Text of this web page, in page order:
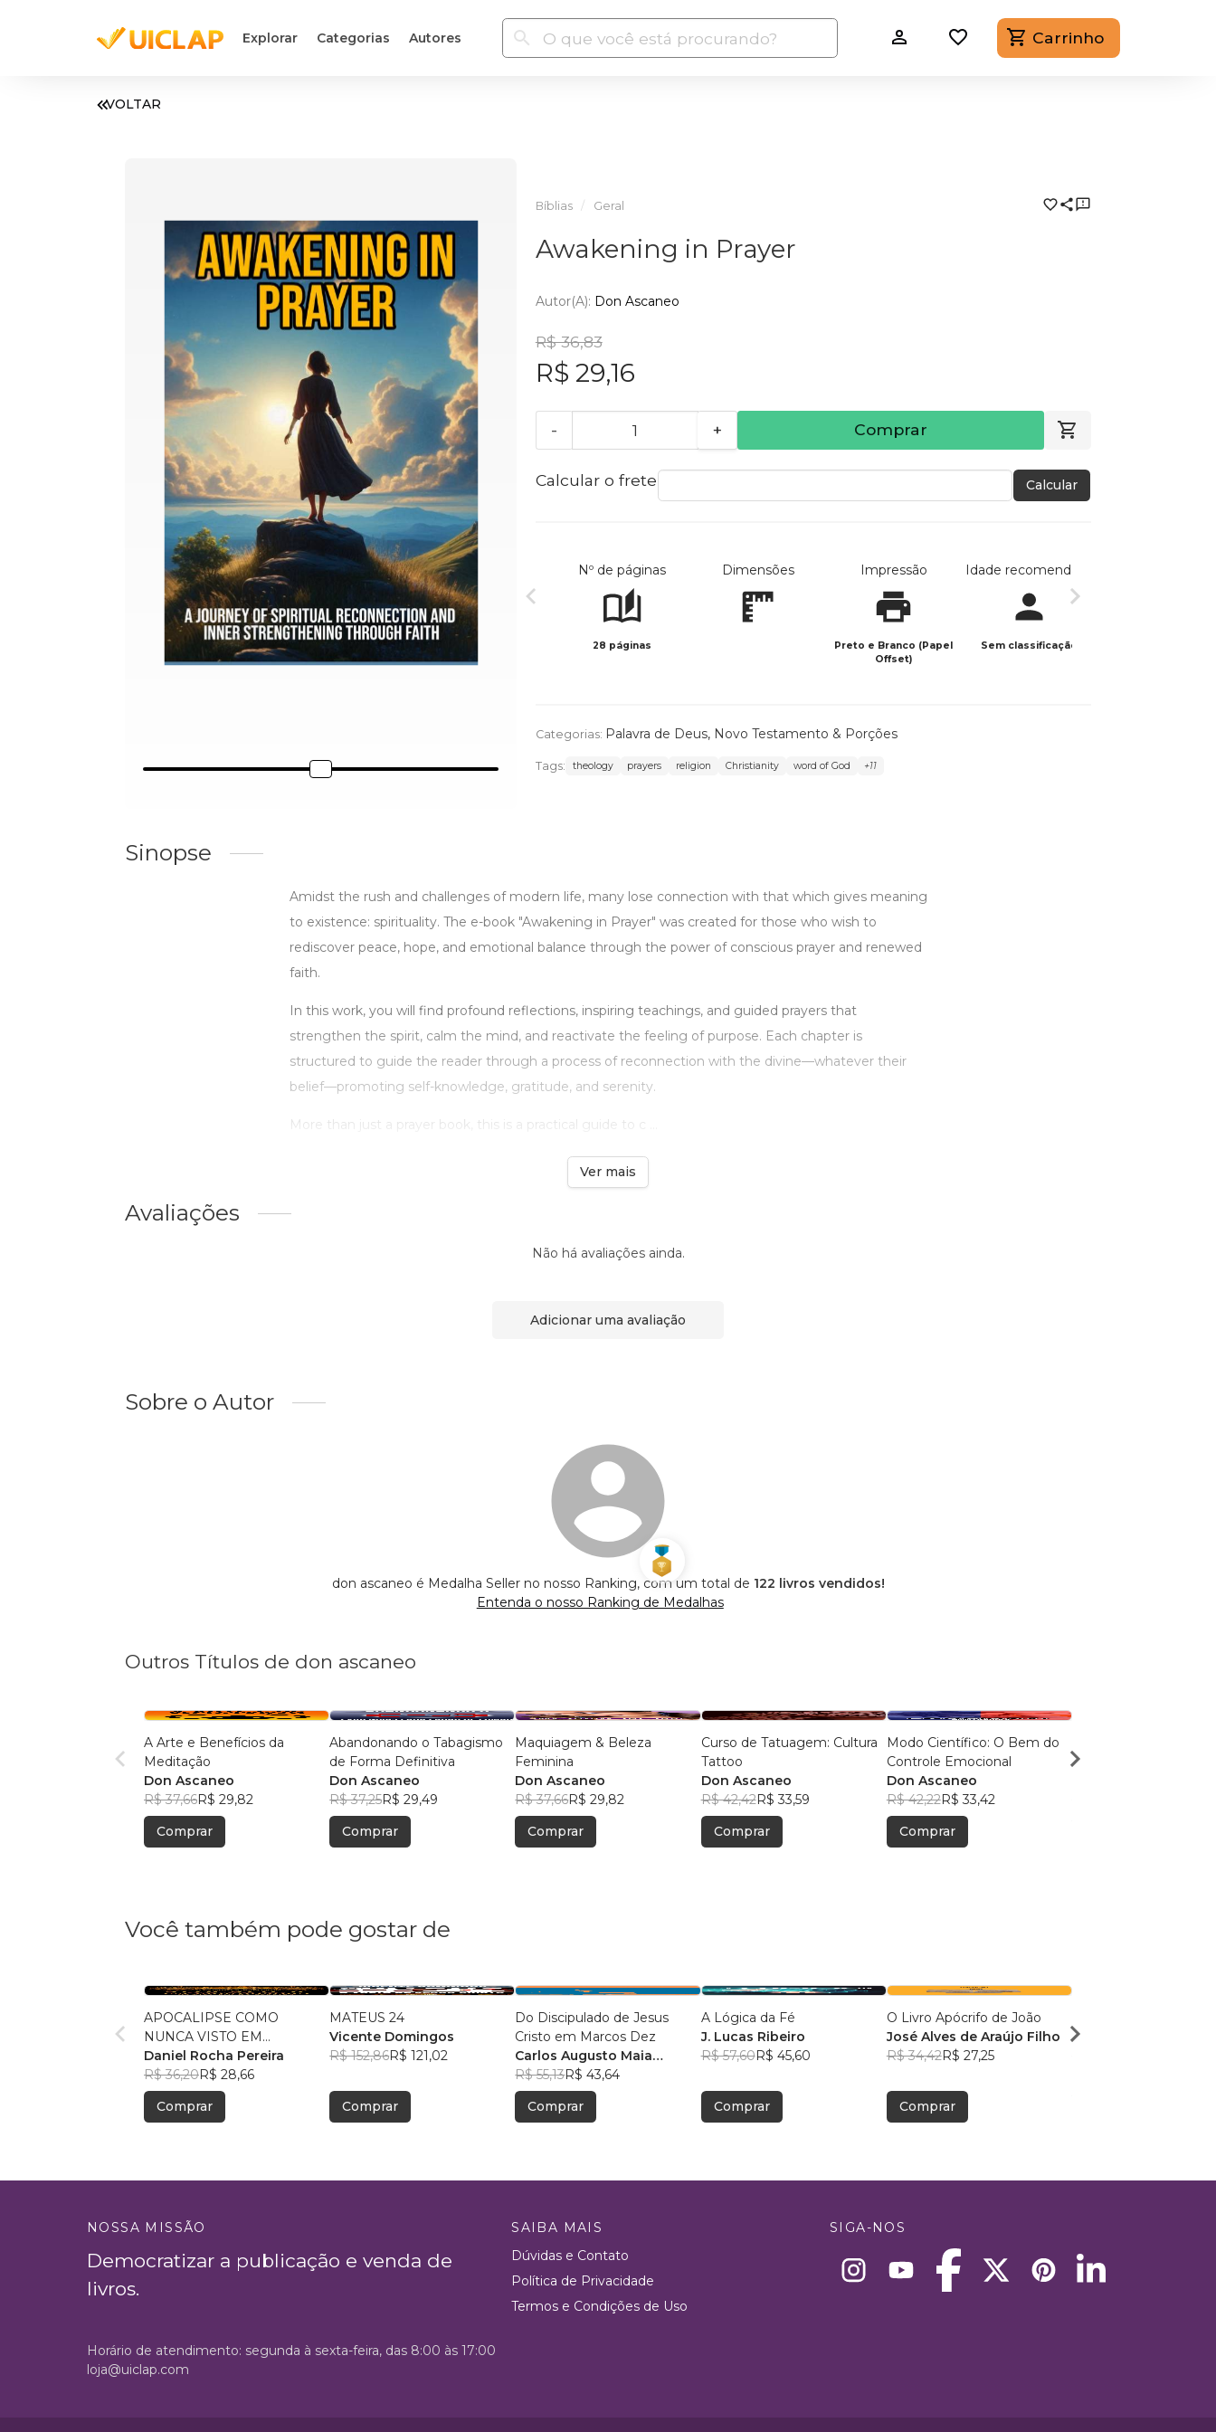
Explorar Categorias Autores Carrinho
VOLTAR
Bíblias Geral
Awakening in Prayer
Autor(a): Don Ascaneo
R$ 36,83
R$ 29,16
- + Comprar
Calcular o frete Calcular
Nº de páginas
28 páginas
Dimensões Impressão
Preto e Branco (Papel
Offset)
Idade recomendada
Sem classificação
Categorias: Palavra de Deus, Novo Testamento & Porções
Tags: theology prayers religion Christianity word of God +11
Sinopse
Amidst the rush and challenges of modern life, many lose connection with that which gives meaning
to existence: spirituality. The e-book "Awakening in Prayer" was created for those who wish to
rediscover peace, hope, and emotional balance through the power of conscious prayer and renewed
faith.
In this work, you will find profound reflections, inspiring teachings, and guided prayers that
strengthen the spirit, calm the mind, and reactivate the feeling of purpose. Each chapter is
structured to guide the reader through a process of reconnection with the divine—whatever their
belief—promoting self-knowledge, gratitude, and serenity.
More than just a prayer book, this is a practical guide to c ...
Ver mais
Avaliações
Não há avaliações ainda.
Adicionar uma avaliação
Sobre o Autor
don ascaneo é Medalha Seller no nosso Ranking, com um total de 122 livros vendidos!
Entenda o nosso Ranking de Medalhas
Outros Títulos de don ascaneo
A Arte e Benefícios da
Meditação
Don Ascaneo
R$ 37,66R$ 29,82
Comprar
Abandonando o Tabagismo
de Forma Definitiva
Don Ascaneo
R$ 37,25R$ 29,49
Comprar
Maquiagem & Beleza
Feminina
Don Ascaneo
R$ 37,66R$ 29,82
Comprar
Curso de Tatuagem: Cultura
Tattoo
Don Ascaneo
R$ 42,42R$ 33,59
Comprar
Modo Científico: O Bem do
Controle Emocional
Don Ascaneo
R$ 42,22R$ 33,42
Comprar
Ansiedade
Você também pode gostar de
APOCALIPSE COMO
NUNCA VISTO EM
CRONOLOGIA
Daniel Rocha Pereira
R$ 36,20R$ 28,66
Comprar
MATEUS 24
Vicente Domingos
R$ 152,86R$ 121,02
Comprar
Do Discipulado de Jesus
Cristo em Marcos Dez
Carlos Augusto Maia
Ferreira
R$ 55,13R$ 43,64
Comprar
A Lógica da Fé
J. Lucas Ribeiro
R$ 57,60R$ 45,60
Comprar
O Livro Apócrifo de João
José Alves de Araújo Filho
R$ 34,42R$ 27,25
Comprar
Jhou Holub
NOSSA MISSÃO
Democratizar a publicação e venda de
livros.
SAIBA MAIS
Dúvidas e Contato
Política de Privacidade
Termos e Condições de Uso
SIGA-NOS
Horário de atendimento: segunda à sexta-feira, das 8:00 às 17:00
loja@uiclap.com